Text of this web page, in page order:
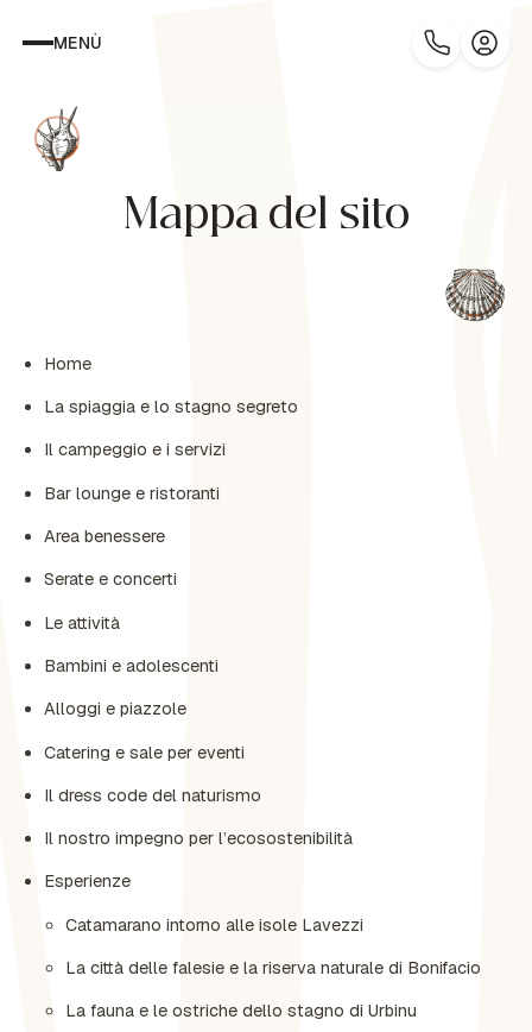
MENÙ
Mappa del sito
Home
La spiaggia e lo stagno segreto
Il campeggio e i servizi
Bar lounge e ristoranti
Area benessere
Serate e concerti
Le attività
Bambini e adolescenti
Alloggi e piazzole
Catering e sale per eventi
Il dress code del naturismo
Il nostro impegno per l’ecosostenibilità
Esperienze
Catamarano intorno alle isole Lavezzi
La città delle falesie e la riserva naturale di Bonifacio
La fauna e le ostriche dello stagno di Urbinu